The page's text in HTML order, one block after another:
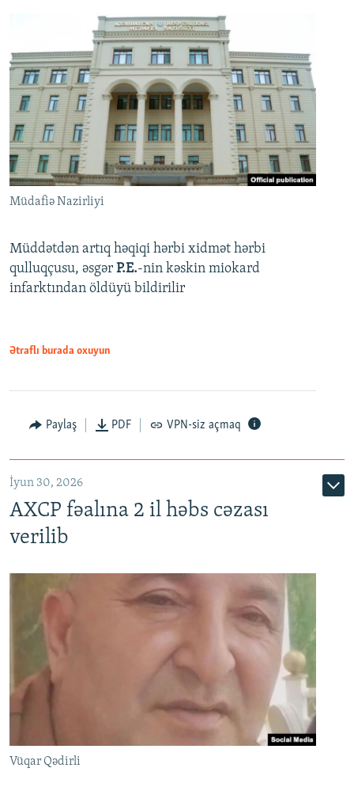
Müdafiə Nazirliyi
Müddətdən artıq həqiqi hərbi xidmət hərbi
qulluqçusu, əsgər P.E.-nin kəskin miokard
infarktından öldüyü bildirilir
Ətraflı burada oxuyun
Paylaş PDF VPN-siz açmaq
İyun 30, 2026
AXCP fəalına 2 il həbs cəzası
verilib
Vüqar Qədirli